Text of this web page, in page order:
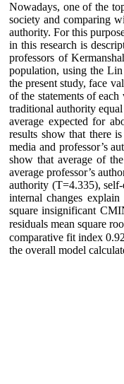
Nowadays, oneof the
society and comparing
authority. For this
in this research is
professors of
population, using the
the present study, face
of the statements of
traditional authority
average expected for
results show that there
media and professor’s
show that average of
average professor’s
authority (T=4.335),
internal changes
square insignificant
residuals mean square
comparative fit index0.
the overall model